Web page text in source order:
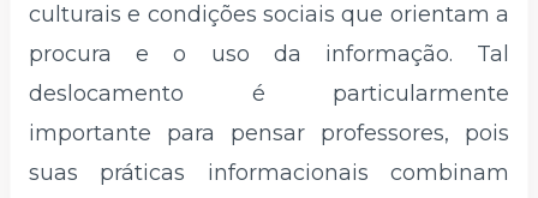
culturais e condições sociais que orientam a
procura e o uso da informação. Tal
deslocamento é particularmente
importante para pensar professores, pois
suas práticas informacionais combinam